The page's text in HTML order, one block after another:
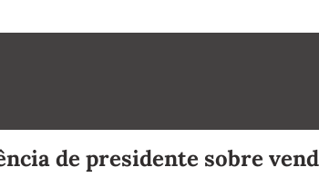
de presidente sobre